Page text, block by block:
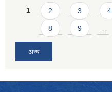
Pages
1 2 3 4
8 9 …
अन्य